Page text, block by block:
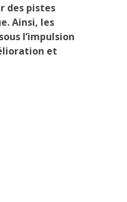
des pistes
Ainsi, les
l’impulsion
et